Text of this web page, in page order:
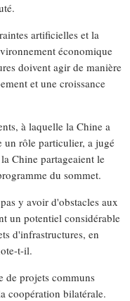
artificielles et la
économique
doivent agir de manière
et une croissance
à laquelle la Chine a
un rôle particulier, a jugé
Chine partageaient le
du sommet.
y avoir d'obstacles aux
un potentiel considérable
d'infrastructures, en
t-il.
de projets communs
coopération bilatérale.